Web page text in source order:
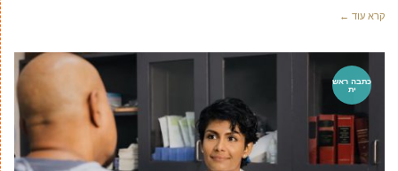
קרא עוד ←
כתבה ראש
ית